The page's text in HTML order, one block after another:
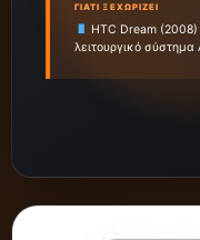
ΓΙΑΤΊ ΞΕΧΩΡΊΖΕΙ
HTC Dream
λειτουργικό σύστημα